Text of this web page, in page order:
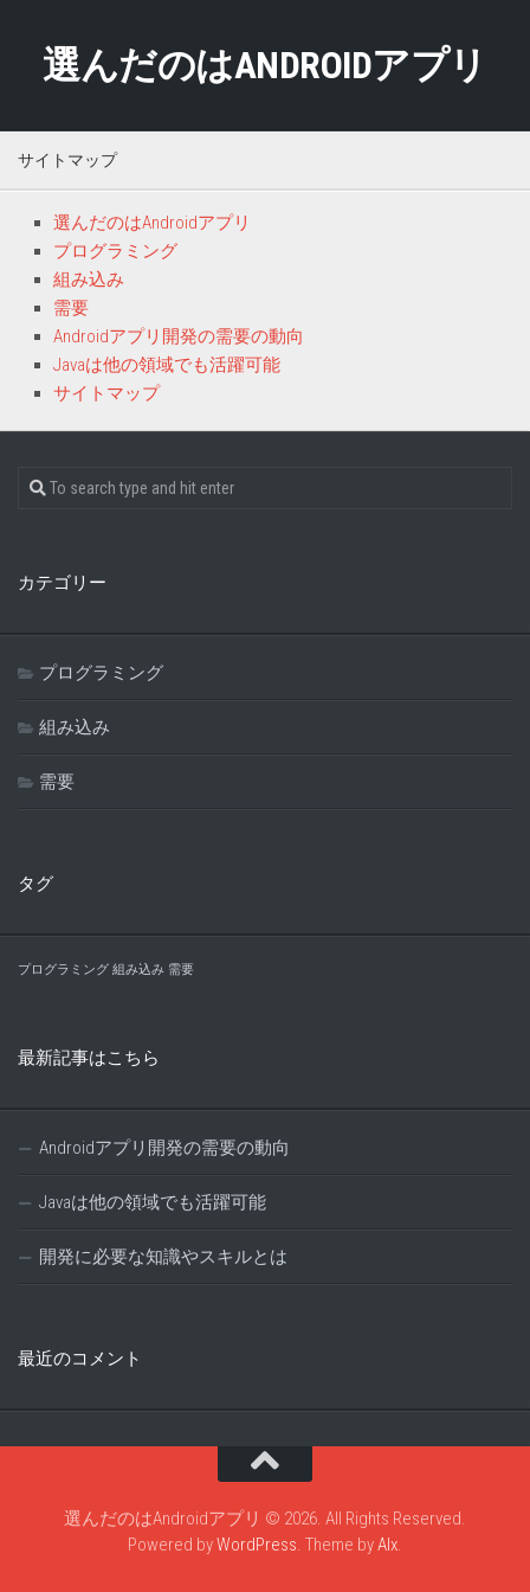
content選んだのはANDROIDアプリ
サイトマップ
選んだのはAndroidアプリ
プログラミング
組み込み
需要
Androidアプリ開発の需要の動向
Javaは他の領域でも活躍可能
サイトマップ
カテゴリー
プログラミング
組み込み
需要
タグ
プログラミング 組み込み 需要
最新記事はこちら
Androidアプリ開発の需要の動向
Javaは他の領域でも活躍可能
開発に必要な知識やスキルとは
最近のコメント
選んだのはAndroidアプリ © 2026. All Rights Reserved.
Powered byWordPress. Theme byAlx.